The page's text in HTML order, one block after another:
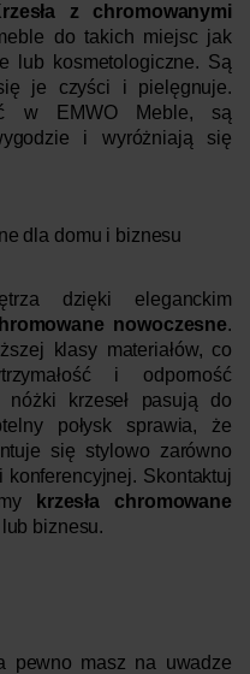
z chromowanymi
do takich miejsc jak
lub kosmetologiczne. Są
je czyści i pielęgnuje.
w EMWO Meble, są
i wyróżniają się
dla domu i biznesu
dzięki eleganckim
nowoczesne.
klasy materiałów, co
i odporność
nóżki krzeseł pasują do
połysk sprawia, że
się stylowo zarówno
Skontaktuj
krzesła chromowane
biznesu.
pewno masz na uwadze